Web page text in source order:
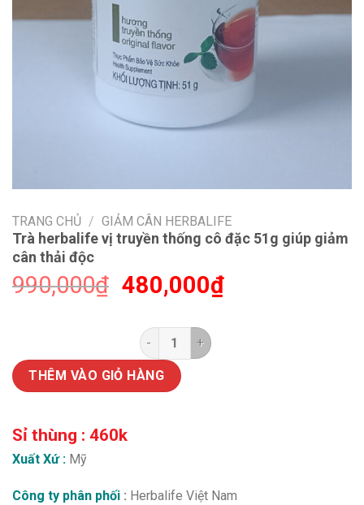
TRANG CHỦ / GIẢM CÂN HERBALIFE
Trà herbalife vị truyền thống cô đặc 51g giúp giảm
cân thải độc
990,000₫ Giá
là:
990,000₫.
480,000₫Giá
Trà herbalife vị truyền thống cô
THÊM VÀO GIỎ HÀNG
Sỉ thùng : 460k
Xuất Xứ : Mỹ
Công ty phân phối : Herbalife Việt Nam